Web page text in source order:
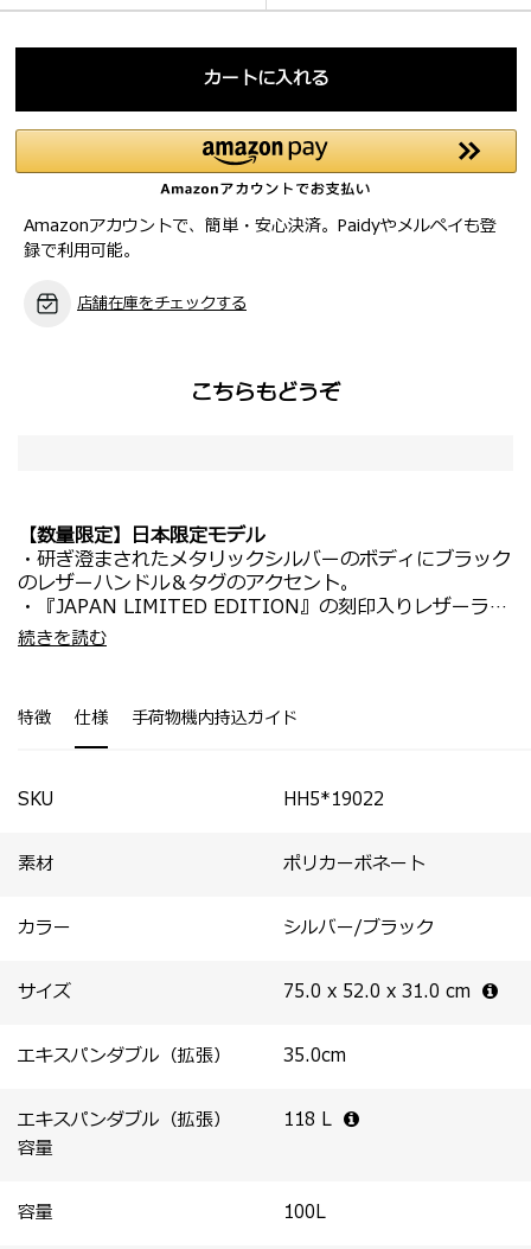
カートに入れる
Amazonアカウントで、簡単・安心決済。Paidyやメルペイも登
録で利用可能。
店舗在庫をチェックする
こちらもどうぞ
【数量限定】日本限定モデル
・研ぎ澄まされたメタリックシルバーのボディにブラック
のレザーハンドル＆タグのアクセント。
・『JAPAN LIMITED EDITION』の刻印入りレザーラゲ
ッジタグが付属。
・ 3点のトラベルポーチとラゲッジカバーが付属。
・ Aero-Trac™ II サスペンションホイールがノイズや振
動を低減し、快適な操作性を実現。
・ ライニングには再生素材を使用し、取り外し可能なフ
・ フロントには荷物が掛けられるハンギングフック(※)
態で、耐荷重量最大約5kgです。
・海外旅行や長期の出張にもおすすめ。
・エキスパンダブル(拡張)機能を搭載しており、旅先で荷
続きを読む
特徴 仕様 手荷物機内持込ガイド
SKU HH5*19022
素材 ポリカーボネート
カラー シルバー/ブラック
サイズ 75.0 x 52.0 x 31.0 cm
エキスパンダブル（拡張） 35.0cm
エキスパンダブル（拡張）
容量
118 L
容量 100L